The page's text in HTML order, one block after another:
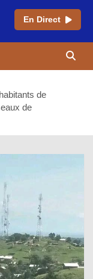
En Direct
de
de